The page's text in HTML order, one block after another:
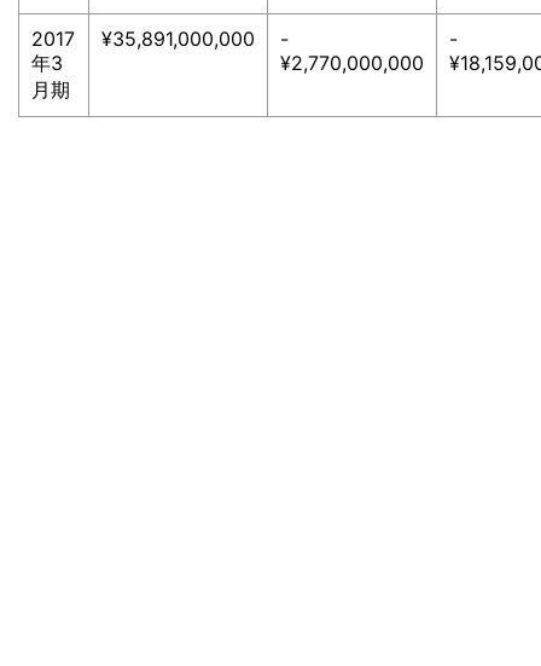
2017
年3
月期
¥35,891,000,000
-
¥2,770,000,000
-